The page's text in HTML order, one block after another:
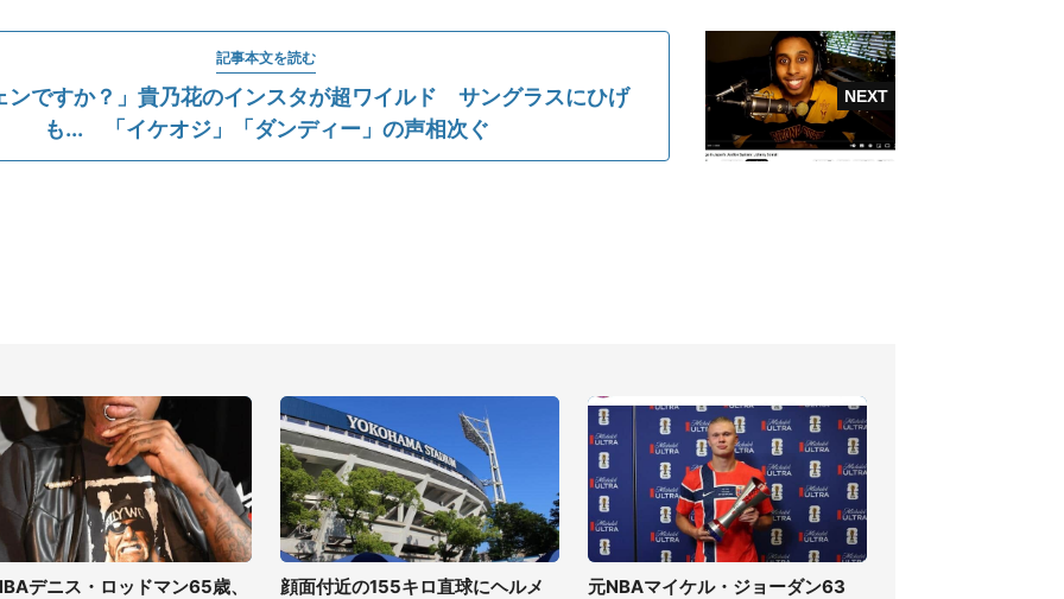
記事本文を読む
ンですか？」貴乃花のインスタが超ワイルド サングラスにひげ
も... 「イケオジ」「ダンディー」の声相次ぐ
デニス・ロッドマン65歳、
顔面付近の155キロ直球にヘルメ
元NBAマイケル・ジョーダン63